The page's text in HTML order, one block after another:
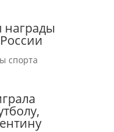
награды
спорта